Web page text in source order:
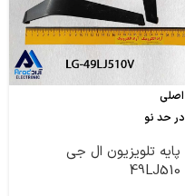
اصلی
در حد نو
پایه تلویزیون ال جی
49LJ510